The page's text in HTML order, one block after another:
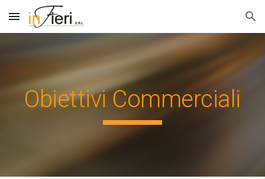
Skip to main content Skip to navigation
Obiettivi Commerciali